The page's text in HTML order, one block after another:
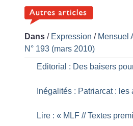
Dans / Expression / Mensuel
N° 193 (mars 2010)
Editorial : Des baisers
Inégalités : Patriarcat : les
Lire : « MLF // Textes